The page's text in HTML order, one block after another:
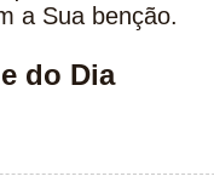
a Sua benção.
do Dia